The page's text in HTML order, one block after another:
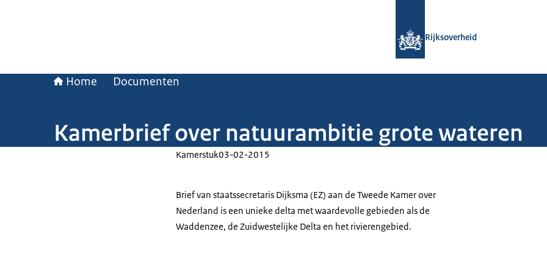
Rijksoverheid
Home Documenten
Kamerbrief over natuurambitie grote wateren
Kamerstuk03-02-2015
Brief van staatssecretaris Dijksma (EZ) aan de Tweede Kamer over
Nederland is een unieke delta met waardevolle gebieden als de
Waddenzee, de Zuidwestelijke Delta en het rivierengebied.